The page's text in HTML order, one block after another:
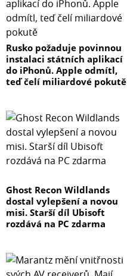
Rusko požaduje povinnou
instalaci státních aplikací
do iPhonů. Apple odmítl,
teď čelí miliardové pokutě
Ghost Recon Wildlands
dostal vylepšení a novou
misi. Starší díl Ubisoft
rozdává na PC zdarma